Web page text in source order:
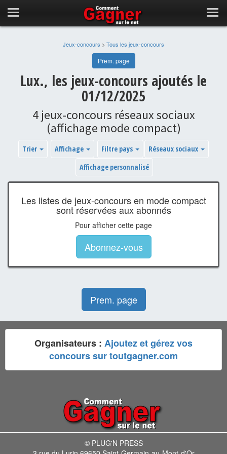
Jeux-concours > Tous les jeux-concours
Prem. page
Lux., les jeux-concours ajoutés le
01/12/2025
4 jeux-concours réseaux sociaux
(affichage mode compact)
Trier Affichage Filtre pays
Réseaux sociaux
Affichage personnalisé
Les listes de jeux-concours en mode compact
sont réservées aux abonnés
Pour afficher cette page
Abonnez-vous
Prem. page
Organisateurs : Ajoutez et gérez vos
concours sur toutgagner.com
© PLUG'N PRESS